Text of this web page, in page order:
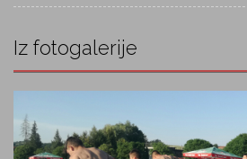
Iz fotogalerije